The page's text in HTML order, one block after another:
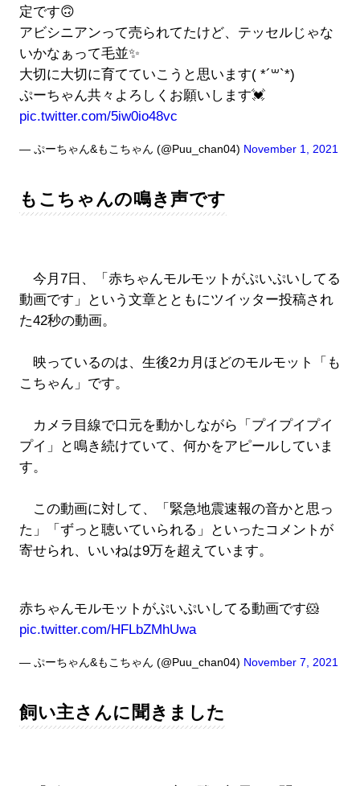
定です🙃
アビシニアンって売られてたけど、テッセルじゃな
いかなぁって毛並✨
大切に大切に育てていこうと思います( *´꒳`*)
ぷーちゃん共々よろしくお願いします💓
pic.twitter.com/5iw0io48vc
— ぷーちゃん&もこちゃん (@Puu_chan04) November 1, 2021
もこちゃんの鳴き声です
今月7日、「赤ちゃんモルモットがぷいぷいしてる
動画です」という文章とともにツイッター投稿され
た42秒の動画。
映っているのは、生後2カ月ほどのモルモット「も
こちゃん」です。
カメラ目線で口元を動かしながら「プイプイプイ
プイ」と鳴き続けていて、何かをアピールしていま
す。
この動画に対して、「緊急地震速報の音かと思っ
た」「ずっと聴いていられる」といったコメントが
寄せられ、いいねは9万を超えています。
赤ちゃんモルモットがぷいぷいしてる動画です🐹
pic.twitter.com/HFLbZMhUwa
— ぷーちゃん&もこちゃん (@Puu_chan04) November 7, 2021
飼い主さんに聞きました